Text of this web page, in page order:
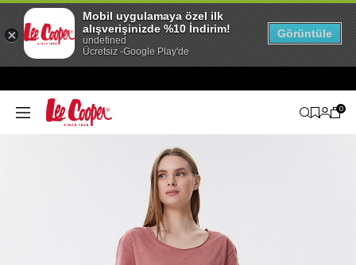
0
Mobil uygulamaya özel ilk
alışverişinizde %10 İndirim!
undefined
Ücretsiz -Google Play'de
Görüntüle